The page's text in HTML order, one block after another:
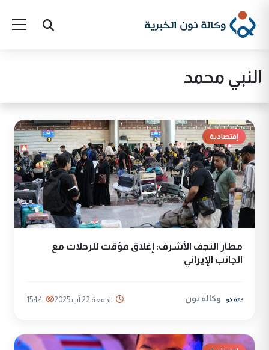
النبي محمد
إقتصادية
مطار النجف الأشرف: إغلاق مؤقت للرحلات مع
الجانب الإيراني
وكالة نون الجمعة 22 آب 2025 1544